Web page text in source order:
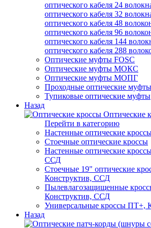
оптического кабеля 24
оптического кабеля 32
оптического кабеля 48
оптического кабеля 96
оптического кабеля 144
оптического кабеля 288
Оптические муфты FOSC
Оптические муфты МОКС
Оптические муфты МОПГ
Проходные оптические муфты
Тупиковые оптические муфты
Назад
Оптические
Перейти в категорию
Настенные оптические
Стоечные оптические кроссы
Настенные оптические
ССД
Стоечные 19" оптические
Конструктив, ССД
Пылевлагозащищенные
Конструктив, ССД
Универсальные кроссы ПТ+,
Назад